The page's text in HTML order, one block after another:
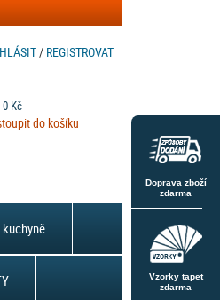
/ REGISTROVAT
Kč
do košíku
kuchyně
Doprava zboží
zdarma
Vzorky tapet
zdarma